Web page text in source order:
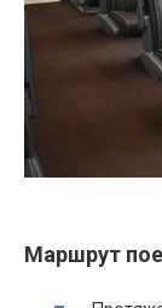
Маршрут